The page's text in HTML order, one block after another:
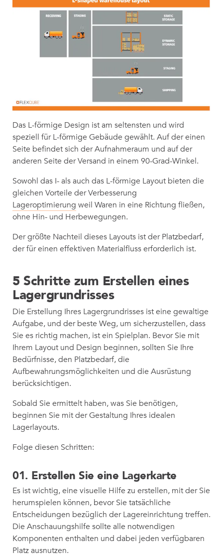
Das L-förmige Design ist am seltensten und wird
speziell für L-förmige Gebäude gewählt. Auf der einen
Seite befindet sich der Aufnahmeraum und auf der
anderen Seite der Versand in einem 90-Grad-Winkel.
Sowohl das I- als auch das L-förmige Layout bieten die
gleichen Vorteile der Verbesserung
Lageroptimierung weil Waren in eine Richtung fließen,
ohne Hin- und Herbewegungen.
Der größte Nachteil dieses Layouts ist der Platzbedarf,
der für einen effektiven Materialfluss erforderlich ist.
5 Schritte zum Erstellen eines
Lagergrundrisses
Die Erstellung Ihres Lagergrundrisses ist eine gewaltige
Aufgabe, und der beste Weg, um sicherzustellen, dass
Sie es richtig machen, ist ein Spielplan. Bevor Sie mit
Ihrem Layout und Design beginnen, sollten Sie Ihre
Bedürfnisse, den Platzbedarf, die
Aufbewahrungsmöglichkeiten und die Ausrüstung
berücksichtigen.
Sobald Sie ermittelt haben, was Sie benötigen,
beginnen Sie mit der Gestaltung Ihres idealen
Lagerlayouts.
Folge diesen Schritten:
01. Erstellen Sie eine Lagerkarte
Es ist wichtig, eine visuelle Hilfe zu erstellen, mit der Sie
herumspielen können, bevor Sie tatsächliche
Entscheidungen bezüglich der Lagereinrichtung treffen.
Die Anschauungshilfe sollte alle notwendigen
Komponenten enthalten und dabei jeden verfügbaren
Platz ausnutzen.